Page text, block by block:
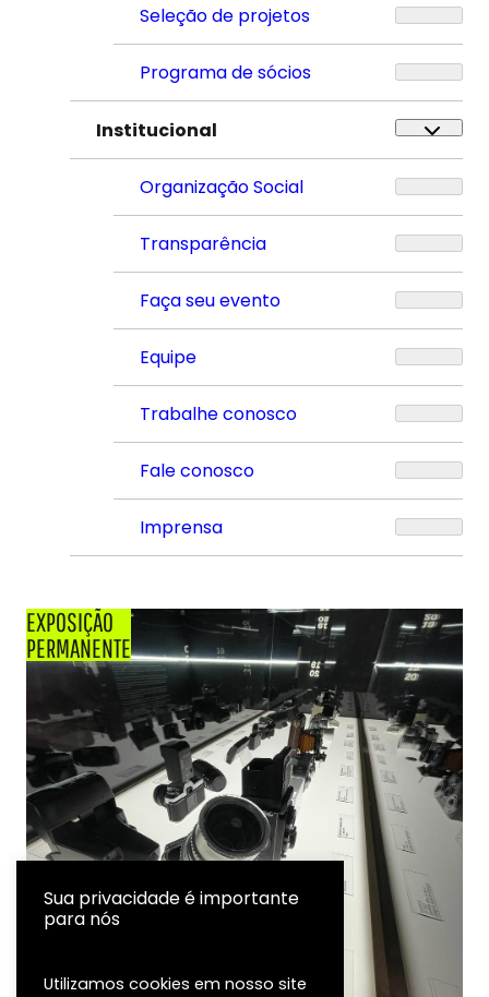
Seleção de projetos
Programa de sócios
Institucional
Organização Social
Transparência
Faça seu evento
Equipe
Trabalhe conosco
Fale conosco
Imprensa
EXPOSIÇÃO
PERMANENTE
Sua privacidade é importante
para nós
Utilizamos cookies em nosso site